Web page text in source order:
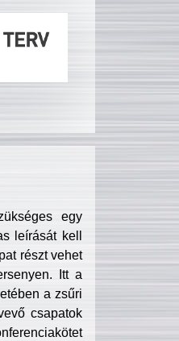
egy
leírását kell
részt vehet
Itt a
a zsűri
csapatok